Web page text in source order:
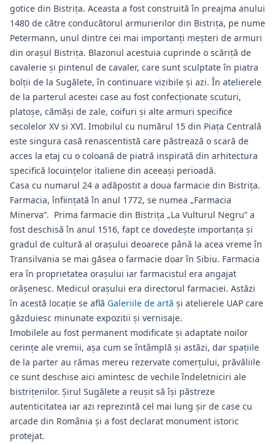
gotice din Bistrița. Aceasta a fost construită în preajma anului
1480 de către conducătorul armurierilor din Bistriţa, pe nume
Petermann, unul dintre cei mai importanţi meşteri de armuri
din oraşul Bistriţa. Blazonul acestuia cuprinde o scăriţă de
cavalerie şi pintenul de cavaler, care sunt sculptate în piatra
bolţii de la Sugălete, în continuare vizibile şi azi. În atelierele
de la parterul acestei case au fost confecţionate scuturi,
platoşe, cămăşi de zale, coifuri şi alte armuri specifice
secolelor XV si XVI. Imobilul cu numărul 15 din Piaţa Centrală
este singura casă renascentistă care păstrează o scară de
acces la etaj cu o coloană de piatră inspirată din arhitectura
specifică locuinţelor italiene din aceeaşi perioadă.
Casa cu numarul 24 a adăpostit a doua farmacie din Bistrița.
Farmacia, înființată în anul 1772, se numea „Farmacia
Minerva”. Prima farmacie din Bistrița „La Vulturul Negru” a
fost deschisă în anul 1516, fapt ce dovedește importanța și
gradul de cultură al orașului deoarece până la acea vreme în
Transilvania se mai găsea o farmacie doar în Sibiu. Farmacia
era în proprietatea oraşului iar farmacistul era angajat
orăşenesc. Medicul oraşului era directorul farmaciei. Astăzi
în acestă locație se află Galeriile de artă şi atelierele UAP care
găzduiesc minunate expozitii și vernisaje.
Imobilele au fost permanent modificate și adaptate noilor
cerințe ale vremii, așa cum se întâmplă și astăzi, dar spațiile
de la parter au rămas mereu rezervate comerțului, prăvăliile
ce sunt deschise aici amintesc de vechile îndeletniciri ale
bistrițenilor. Șirul Sugălete a reușit să își păstreze
autenticitatea iar azi reprezintă cel mai lung șir de case cu
arcade din România și a fost declarat monument istoric
protejat.